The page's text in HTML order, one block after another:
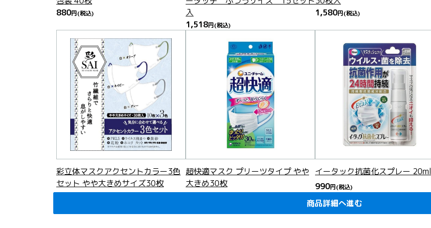
商品詳細へ進む
商品詳細へ進む
商品詳細へ進む
商品詳細へ進む
商品詳細へ進む
商品詳細へ進む
商品詳細へ進む
商品詳細へ進む
商品詳細へ進む
商品詳細へ進む
商品詳細へ進む
商品詳細へ進む
880円(税込)
商品詳細へ進む
入
1,518円(税込)
商品詳細へ進む
1,580円(税込)
商品詳細へ進む
商品詳細へ進む
彩立体マスクアクセントカラー3色
セット やや大きめサイズ30枚
990
商品詳細へ進む
超快適マスク プリーツタイプ やや
大きめ30枚
商品詳細へ進む
イータック抗菌化スプレー 20ml
990円(税込)
商品詳細へ進む
商品詳細へ進む